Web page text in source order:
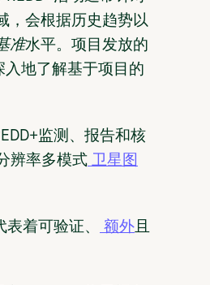
，会根据历史趋势以
准水平。项目发放的
地了解基于项目的
监测、报告和核
辨率多模式 卫星图
着可验证、 额外 且